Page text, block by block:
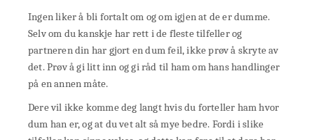
Ingen liker å bli fortalt om og om igjen at de er dumme.
Selv om du kanskje har rett i de fleste tilfeller og
partneren din har gjort en dum feil, ikke prøv å skryte av
det. Prøv å gi litt inn og gi råd til ham om hans handlinger
på en annen måte.
Dere vil ikke komme deg langt hvis du forteller ham hvor
dum han er, og at du vet alt så mye bedre. Fordi i slike